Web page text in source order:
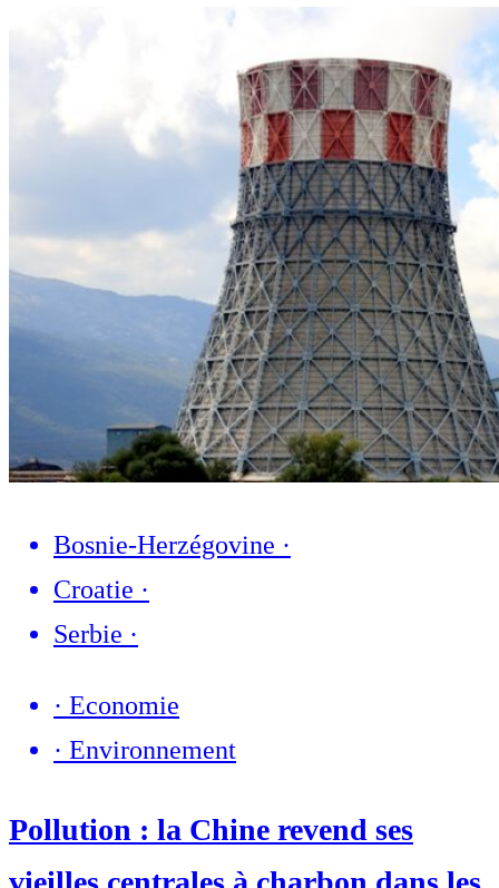
Bosnie-Herzégovine ·
Croatie ·
Serbie ·
· Economie
· Environnement
Pollution : la Chine revend ses